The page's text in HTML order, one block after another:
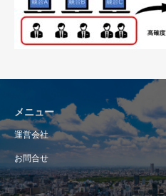
メニュー
運営会社
お問合せ